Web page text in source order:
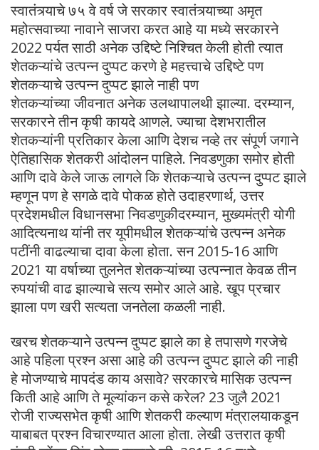
स्वातंत्र्याचे ७५ वे वर्ष जे सरकार स्वातंत्र्याच्या अमृत
महोत्सवाच्या नावाने साजरा करत आहे या मध्ये सरकारने
2022 पर्यत साठी अनेक उद्दिष्टे निश्चित केली होती त्यात
शेतकऱ्यांचे उत्पन्न दुप्पट करणे हे महत्त्वाचे उद्दिष्टे पण
शेतकऱ्याचे उत्पन्न दुप्पट झाले नाही पण
शेतकऱ्यांच्या जीवनात अनेक उलथापालथी झाल्या. दरम्यान,
सरकारने तीन कृषी कायदे आणले. ज्याचा देशभरातील
शेतकऱ्यांनी प्रतिकार केला आणि देशच नव्हे तर संपूर्ण जगाने
ऐतिहासिक शेतकरी आंदोलन पाहिले. निवडणुका समोर होती
आणि दावे केले जाऊ लागले कि शेतकऱ्याचे उत्पन्न दुप्पट झाले
म्हणून पण हे सगळे दावे पोकळ होते उदाहरणार्थ, उत्तर
प्रदेशमधील विधानसभा निवडणुकीदरम्यान, मुख्यमंत्री योगी
आदित्यनाथ यांनी तर यूपीमधील शेतकऱ्यांचे उत्पन्न अनेक
पटींनी वाढल्याचा दावा केला होता. सन 2015-16 आणि
2021 या वर्षाच्या तुलनेत शेतकऱ्यांच्या उत्पन्नात केवळ तीन
रुपयांची वाढ झाल्याचे सत्य समोर आले आहे. खूप प्रचार
झाला पण खरी सत्यता जनतेला कळली नाही.
खरच शेतकऱ्याने उत्पन्न दुप्पट झाले का हे तपासणे गरजेचे
आहे पहिला प्रश्न असा आहे की उत्पन्न दुप्पट झाले की नाही
हे मोजण्याचे मापदंड काय असावे? सरकारचे मासिक उत्पन्न
किती आहे आणि ते मूल्यांकन कसे करेल? 23 जुलै 2021
रोजी राज्यसभेत कृषी आणि शेतकरी कल्याण मंत्रालयाकडून
याबाबत प्रश्न विचारण्यात आला होता. लेखी उत्तरात कृषी